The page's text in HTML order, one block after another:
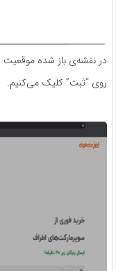
در نقشه‌ی باز شده
روی “ثبت” کلیک می‌کنیم.